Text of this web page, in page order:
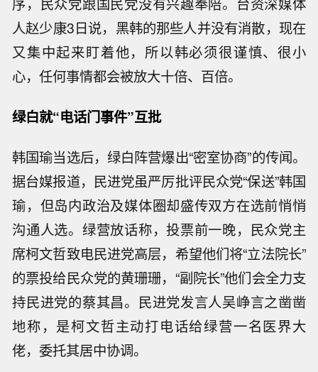
人赵少康3日说，黑韩的那些人并没有消散，现在
又集中起来盯着他，所以韩必须很谨慎、很小
心，任何事情都会被放大十倍、百倍。
绿白就“电话门事件”互批
韩国瑜当选后，绿白阵营爆出“密室协商”的传闻。
据台媒报道，民进党虽严厉批评民众党“保送”韩国
瑜，但岛内政治及媒体圈却盛传双方在选前悄悄
沟通人选。绿营放话称，投票前一晚，民众党主
席柯文哲致电民进党高层，希望他们将“立法院长”
的票投给民众党的黄珊珊，“副院长”他们会全力支
持民进党的蔡其昌。民进党发言人吴峥言之凿凿
地称，是柯文哲主动打电话给绿营一名医界大
佬，委托其居中协调。